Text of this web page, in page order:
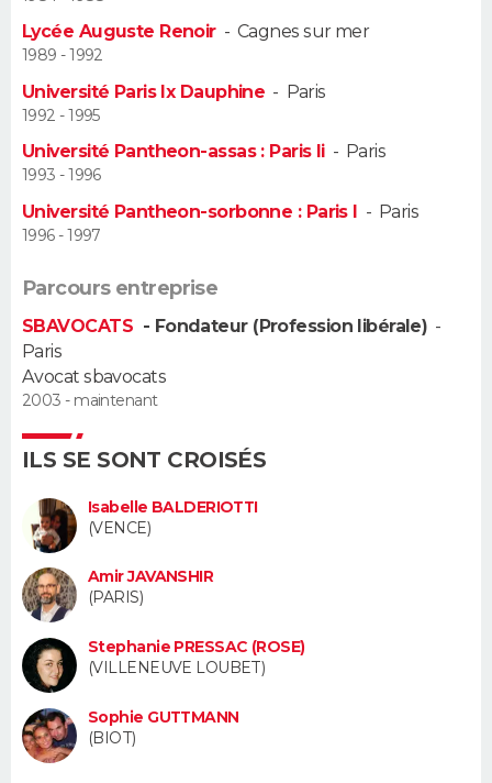
Alimentation
Guide de la santé
Maladies
Médicaments
Sommeil
VOYAGE
Destinations
City break
Voyage nature
Voyage de noces
Forum
Climat
+
PHOTO
GUIDES D'ACHAT
BONS PLANS
Carte de Noël
Carte Bonne année
Carte Saint-Valentin
Carte Pâques
Carte d'anniversaire
Dictionnaire
Biographies
Citations
Expressions
Proverbes
PROGRAMME TV
COPAINS D'AVANT
S'inscrire
Se connecter
Lycées
Collèges
Primaires
Universités
Entreprises
Service militaire
Avis de recherche
AVIS DE DÉCÈS
FORUM
Bricolage
Lifestyle
Culture
Sport
Auto
Television
Voyage
Cinema
Lycée Auguste Renoir-Cagnes sur mer
1989 - 1992
Université Paris Ix Dauphine - Paris
1992 - 1995
Université Pantheon-assas : Paris Ii- Paris
1993 - 1996
Université Pantheon-sorbonne : Paris I - Paris
1996 - 1997
Parcours entreprise
SBAVOCATS - Fondateur (Profession libérale) -
Paris
Avocat sbavocats
2003 - maintenant
ILS SE SONT CROISÉS
Isabelle BALDERIOTTI
(VENCE)
Amir JAVANSHIR
(PARIS)
Stephanie PRESSAC (ROSE)
(VILLENEUVE LOUBET)
Sophie GUTTMANN
(BIOT)